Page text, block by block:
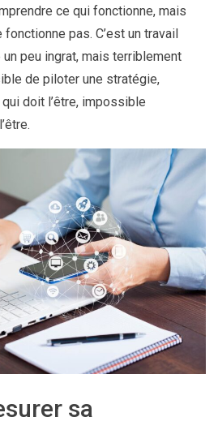
ce qui fonctionne, mais
fonctionne pas. C’est un travail
peu ingrat, mais terriblement
de piloter une stratégie,
doit l’être, impossible
sa